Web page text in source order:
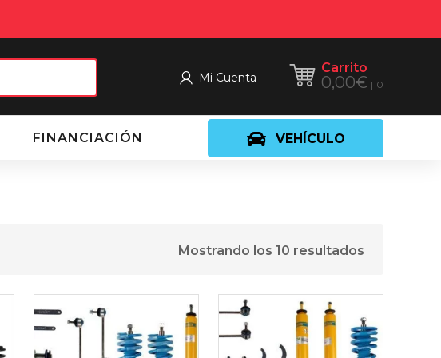
Carrito
0,00€ 0
Mi Cuenta
VEHÍCULO
FINANCIACIÓN
Mostrando los 10 resultados